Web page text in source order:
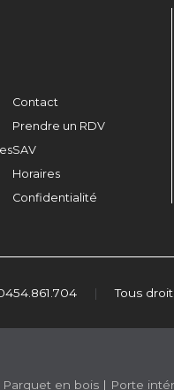
Contact
Prendre un RDV
SAV
Horaires
Confidentialité
| Tous
Parquet en bois | Porte